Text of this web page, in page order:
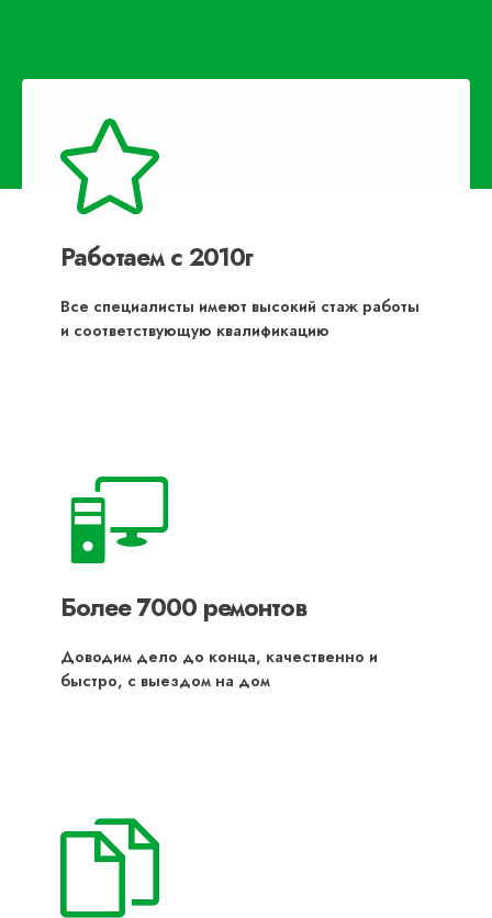
Работаем с 2010г
Все специалисты имеют высокий стаж работы
и соответствующую квалификацию
Более 7000 ремонтов
Доводим дело до конца, качественно и
быстро, с выездом на дом